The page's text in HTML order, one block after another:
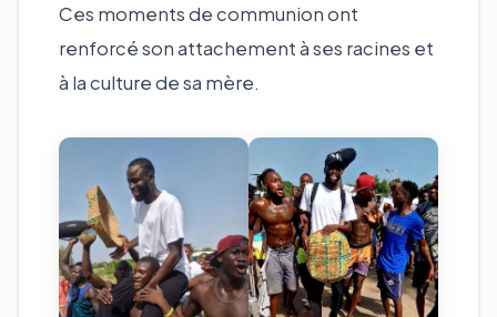
Ces moments de communion ont
renforcé son attachement à ses racines et
à la culture de sa mère.